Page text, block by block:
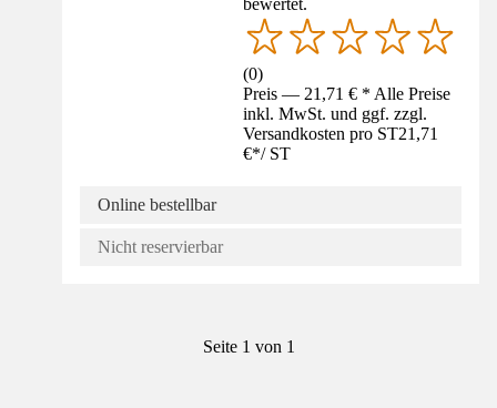
(0)
Preis — 21,71 € * Alle Preise
inkl. MwSt. und ggf. zzgl.
Versandkosten pro ST21,71
€*/ ST
Online bestellbar
Nicht reservierbar
Seite 1 von 1